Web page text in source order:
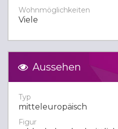
Wohnmöglichkeiten
Viele
Aussehen
Typ
mitteleuropäisch
Figur